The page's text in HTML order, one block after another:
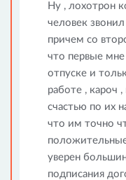
Ну , лохотрон
человек
причем со
что первые
отпуске и
работе , кароч
счастью по их
что им точно
уверен
подписания